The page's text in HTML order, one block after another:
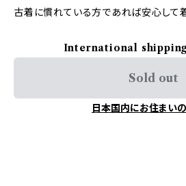
古着に慣れている方であれば安心して
International
Sold out
日本国内にお住まい